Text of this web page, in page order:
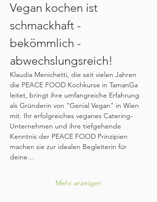
Vegan kochen ist
schmackhaft -
bekömmlich -
abwechslungsreich!
Klaudia Menichetti, die seit vielen Jahren
die PEACE FOOD Kochkurse in TamanGa
leitet, bringt ihre umfangreiche Erfahrung
als Gründerin von "Genial Vegan" in Wien
mit. Ihr erfolgreiches veganes Catering-
Unternehmen und ihre tiefgehende
Kenntnis der PEACE FOOD Prinzipien
machen sie zur idealen Begleiterin für
deine…
Mehr anzeigen